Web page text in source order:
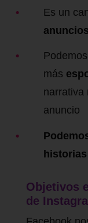
Es un
anuncios
más
narrativa
anuncio
historias
Objetivos
de